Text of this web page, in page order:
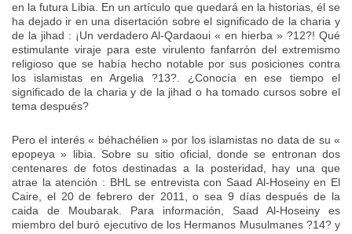
en la futura Libia. En un artículo que quedará en la historias, él se
ha dejado ir en una disertación sobre el significado de la charia y
de la jihad : ¡Un verdadero Al-Qardaoui « en hierba » ?12?! Qué
estimulante viraje para este virulento fanfarrón del extremismo
religioso que se había hecho notable por sus posiciones contra
los islamistas en Argelia ?13?. ¿Conocía en ese tiempo el
significado de la charia y de la jihad o ha tomado cursos sobre el
tema después?
Pero el interés « béhachélien » por los islamistas no data de su «
epopeya » libia. Sobre su sitio oficial, donde se entronan dos
centenares de fotos destinadas a la posteridad, hay una que
atrae la atención : BHL se entrevista con Saad Al-Hoseiny en El
Caire, el 20 de febrero der 2011, o sea 9 días después de la
caida de Moubarak. Para información, Saad Al-Hoseiny es
miembro del buró ejecutivo de los Hermanos Musulmanes ?14? y